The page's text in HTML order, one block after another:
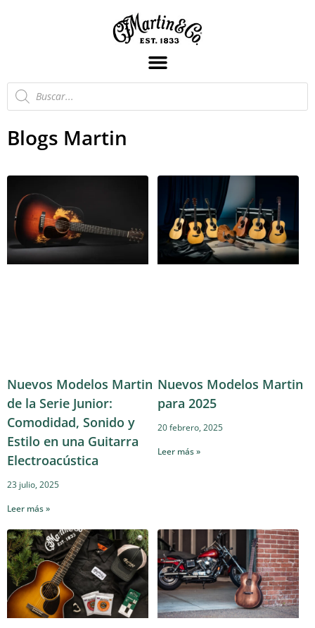
Blogs Martin
Nuevos Modelos Martin
de la Serie Junior:
Comodidad, Sonido y
Estilo en una Guitarra
Electroacústica
23 julio, 2025
Leer más »
Nuevos Modelos Martin
para 2025
20 febrero, 2025
Leer más »